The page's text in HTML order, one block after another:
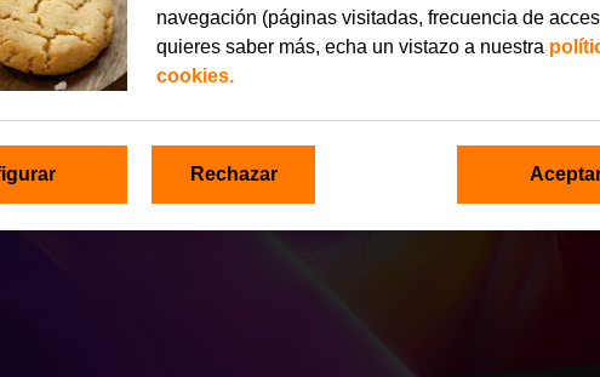
navegación (páginas visitadas, frecuencia de
quieres saber más, echa un vistazo a nuestra
cookies.
Rechazar